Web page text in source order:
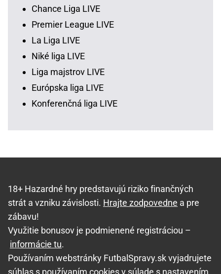
Chance Liga LIVE
Premier League LIVE
La Liga LIVE
Niké liga LIVE
Liga majstrov LIVE
Európska liga LIVE
Konferenčná liga LIVE
18+ Hazardné hry predstavujú riziko finančných
strát a vzniku závislosti. Hrajte zodpovedne a pre
zábavu!
Využitie bonusov je podmienené registráciou –
informácie tu.
Používaním webstránky FutbalSpravy.sk vyjadrujete